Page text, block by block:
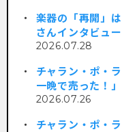
楽器の「再開」
さんインタビュ
2026.07.28
チャラン・ポ・
一晩で売った！
2026.07.26
チャラン・ポ・